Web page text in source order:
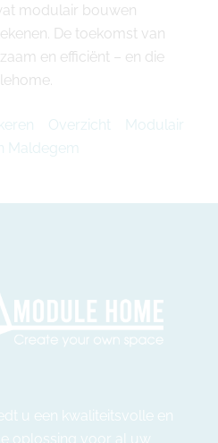
modulair bouwen
De toekomst van
en efficiënt – en die
Overzicht
Modulair
Maldegem
u een kwaliteitsvolle en
oplossing voor al uw